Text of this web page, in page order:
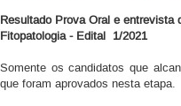
Resultado Prova Oral e entrevista
Fitopatologia - Edital 1/2021
Somente os candidatos que
que foram aprovados nesta etapa.